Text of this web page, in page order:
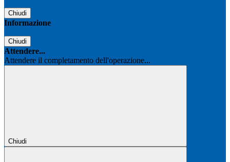
Chiudi
Informazione
Chiudi
Attendere...
Attendere il completamento dell'operazione...
Chiudi